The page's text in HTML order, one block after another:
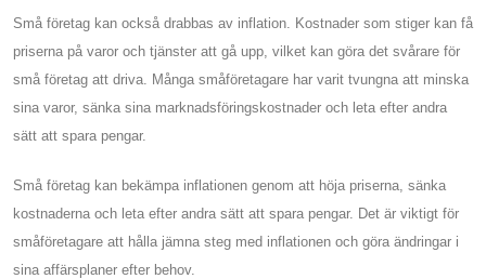
Små företag kan också drabbas av inflation. Kostnader som stiger kan få
priserna på varor och tjänster att gå upp, vilket kan göra det svårare för
små företag att driva. Många småföretagare har varit tvungna att minska
sina varor, sänka sina marknadsföringskostnader och leta efter andra
sätt att spara pengar.
Små företag kan bekämpa inflationen genom att höja priserna, sänka
kostnaderna och leta efter andra sätt att spara pengar. Det är viktigt för
småföretagare att hålla jämna steg med inflationen och göra ändringar i
sina affärsplaner efter behov.